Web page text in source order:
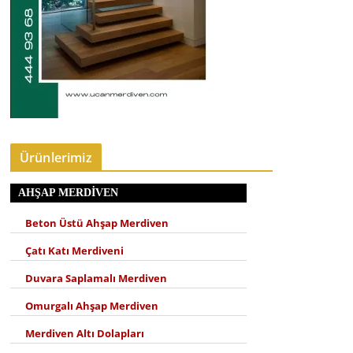
Ürünlerimiz
AHŞAP MERDIVEN
Beton Üstü Ahşap Merdiven
Çatı Katı Merdiveni
Duvara Saplamalı Merdiven
Omurgalı Ahşap Merdiven
Merdiven Altı Dolapları